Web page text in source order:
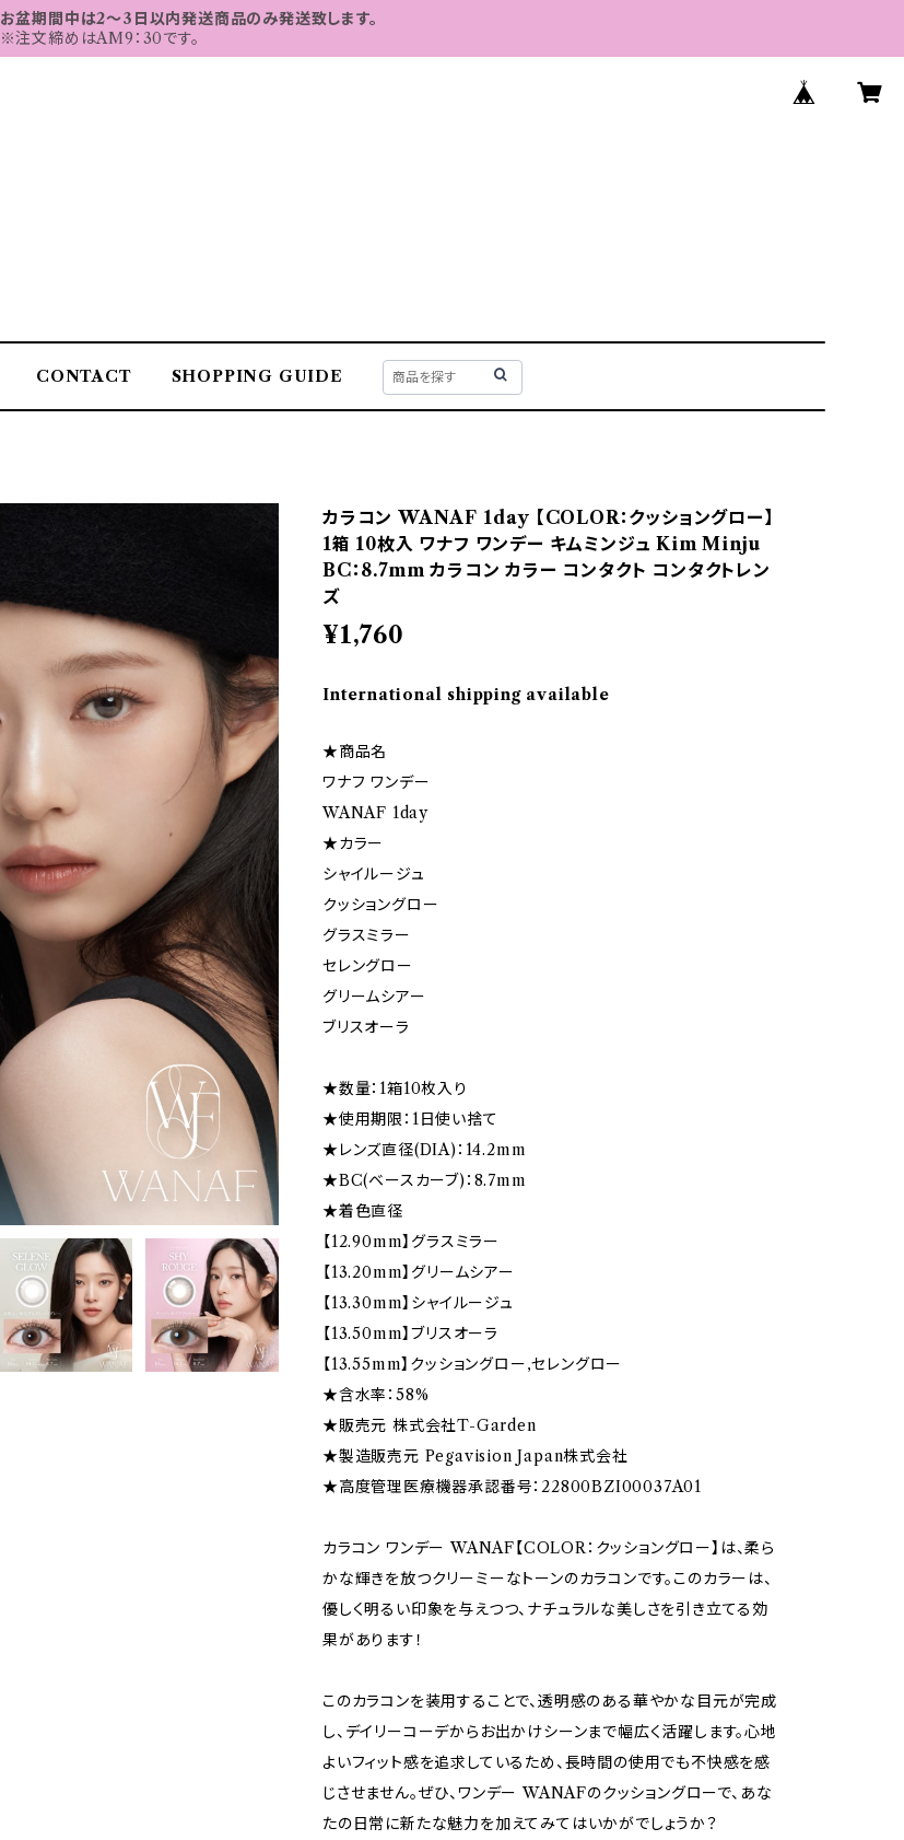
お盆期間中は2～3日以内発送商品のみ発送致します。
※注文締めはAM9：30です。
CONTACT SHOPPING GUIDE
カラコン WANAF 1day 【COLOR：クッショングロー】
1箱 10枚入 ワナフ ワンデー キムミンジュ Kim Minju
BC：8.7mm カラコン カラー コンタクト コンタクトレン
ズ
¥1,760
International shipping available
★商品名
ワナフ ワンデー
WANAF 1day
★カラー
シャイルージュ
クッショングロー
グラスミラー
セレングロー
グリームシアー
ブリスオーラ
★数量：1箱10枚入り
★使用期限：1日使い捨て
★レンズ直径(DIA)：14.2mm
★BC(ベースカーブ)：8.7mm
★着色直径
【12.90mm】グラスミラー
【13.20mm】グリームシアー
【13.30mm】シャイルージュ
【13.50mm】ブリスオーラ
【13.55mm】クッショングロー,セレングロー
★含水率：58%
★販売元 株式会社T-Garden
★製造販売元 Pegavision Japan株式会社
★高度管理医療機器承認番号：22800BZI00037A01
カラコン ワンデー WANAF【COLOR：クッショングロー】は、柔ら
かな輝きを放つクリーミーなトーンのカラコンです。このカラーは、
優しく明るい印象を与えつつ、ナチュラルな美しさを引き立てる効
果があります！
このカラコンを装用することで、透明感のある華やかな目元が完成
し、デイリーコーデからお出かけシーンまで幅広く活躍します。心地
よいフィット感を追求しているため、長時間の使用でも不快感を感
じさせません。ぜひ、ワンデー WANAFのクッショングローで、あな
たの日常に新たな魅力を加えてみてはいかがでしょうか？